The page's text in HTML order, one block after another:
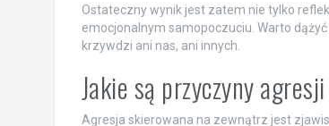
Ostateczny wynik jest zatem nie tylko
emocjonalnym samopoczuciu. Warto
krzywdzi ani nas, ani innych.
Jakie są przyczyny
Agresja skierowana na zewnątrz jest